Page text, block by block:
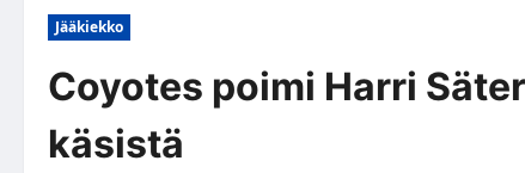
Jääkiekko
Coyotes poimi Harri
käsistä